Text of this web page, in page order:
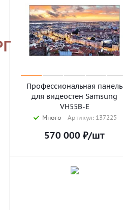
Профессиональная панель
для видеостен Samsung
VH55B-E
Много Артикул: 137225
570 000 ₽/шт